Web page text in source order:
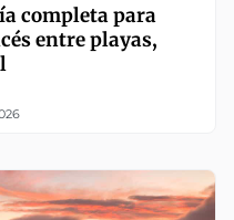
completa para
entre playas,